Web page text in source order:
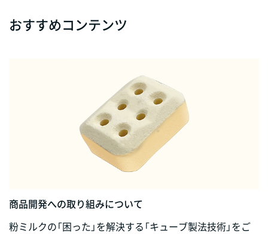
おすすめコンテンツ
商品開発への取り組みについて
粉ミルクの「困った」を解決する「キューブ製法技術」をご